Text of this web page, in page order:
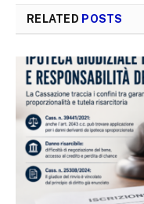
RELATED POSTS